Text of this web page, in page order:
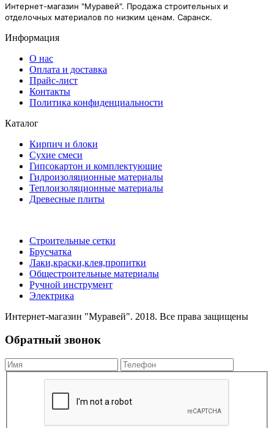
Интернет-магазин "Муравей". Продажа строительных и
отделочных материалов по низким ценам. Саранск.
Информация
О нас
Оплата и доставка
Прайс-лист
Контакты
Политика конфиденциальности
Каталог
Кирпич и блоки
Сухие смеси
Гипсокартон и комплектующие
Гидроизоляционные материалы
Теплоизоляционные материалы
Древесные плиты
Строительные сетки
Брусчатка
Лаки,краски,клея,пропитки
Общестроительные материалы
Ручной инструмент
Электрика
Интернет-магазин "Муравей". 2018. Все права защищены
Обратный звонок